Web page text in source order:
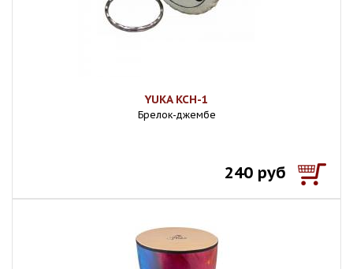
YUKA KCH-1
Брелок-джембе
240 руб